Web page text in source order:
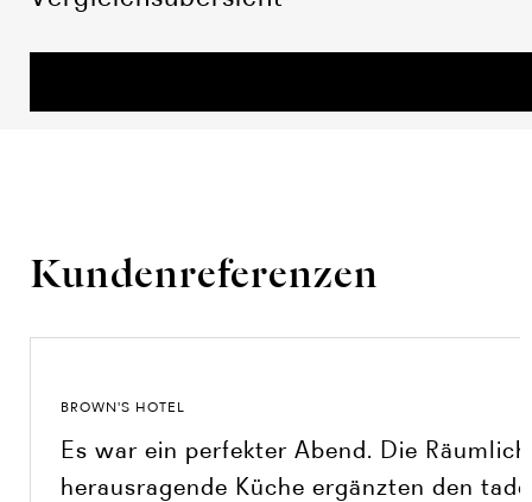
Kundenreferenzen
BROWN'S HOTEL
Es war ein perfekter Abend. Die
herausragende Küche ergänzten den